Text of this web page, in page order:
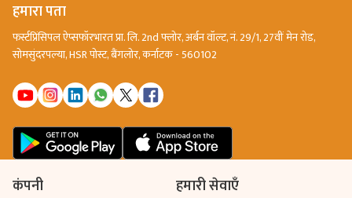
हमारा पता
फर्स्टप्रिंसिपल ऐप्सफॉरभारत प्रा. लि. 2nd फ्लोर, अर्बन वॉल्ट, नं. 29/1, 27वीं मेन रोड,
सोमसुंदरपल्या, HSR पोस्ट, बैंगलोर, कर्नाटक - 560102
कंपनी हमारी सेवाएँ